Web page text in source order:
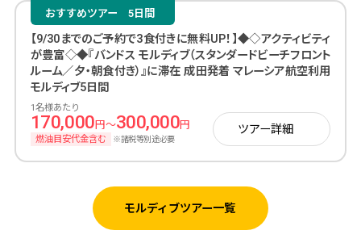
おすすめツアー 5日間
【9/30までのご予約で3食付きに無料UP！】◆◇アクティビティ
が豊富◇◆『バンドス モルディブ（スタンダードビーチフロント
ルーム／夕・朝食付き）』に滞在 成田発着 マレーシア航空利用
モルディブ5日間
1名様あたり
170,000 円～300,000円
燃油目安代金含む ※諸税等別途必要
ツアー詳細
モルディブツアー一覧